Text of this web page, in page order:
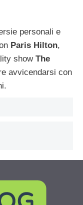
personali e
Paris Hilton,
show The
avvicendarsi con